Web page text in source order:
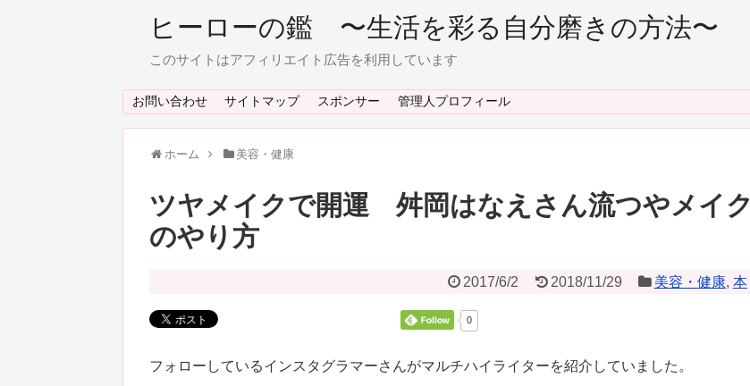
ヒーローの鑑 〜生活を彩る自分磨きの方法〜
このサイトはアフィリエイト広告を利用しています
お問い合わせ サイトマップ スポンサー 管理人プロフィール
ホーム 美容・健康
ツヤメイクで開運 舛岡はなえさん流つやメイク
のやり方
2017/6/2 2018/11/29 美容・健康, 本
0
フォローしているインスタグラマーさんがマルチハイライターを紹介していました。